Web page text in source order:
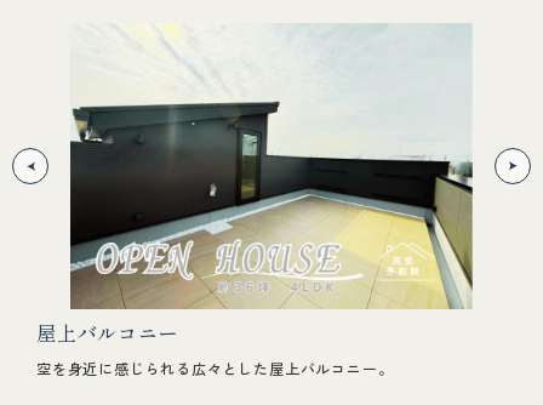
屋上バルコニー
空を身近に感じられる広々とした屋上バルコニー。